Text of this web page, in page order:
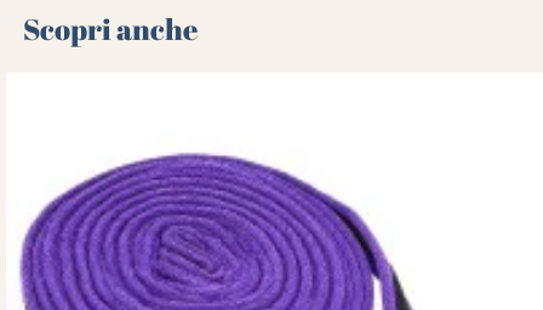
Scopri anche 🌻